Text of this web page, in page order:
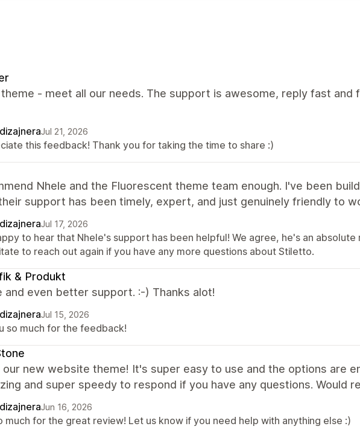
- meet all our needs. The support is awesome, reply fast and
Jul 21, 2026
this feedback! Thank you for taking the time to share :)
Nhele and the Fluorescent theme team enough. I've been
support has been timely, expert, and just genuinely friendly to
Jul 17, 2026
to hear that Nhele's support has been helpful! We agree, he's an absolute
to reach out again if you have any more questions about Stiletto.
& Produkt
and even better support. :-) Thanks alot!
Jul 15, 2026
so much for the feedback!
our new website theme! It's super easy to use and the options are
and super speedy to respond if you have any questions. Would
Jun 16, 2026
much for the great review! Let us know if you need help with anything else :)